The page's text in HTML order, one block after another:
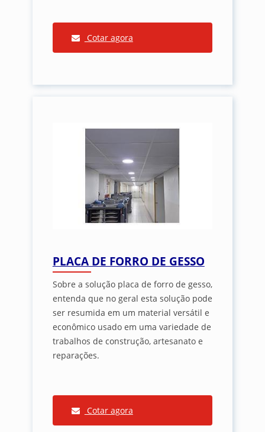
Cotar agora
PLACA DE FORRO DE GESSO
Sobre a solução placa de forro de gesso,
entenda que no geral esta solução pode
ser resumida em um material versátil e
econômico usado em uma variedade de
trabalhos de construção, artesanato e
reparações.
Cotar agora